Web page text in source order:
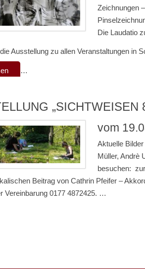
Zeichnungen
Die Laudatio
Ausstellung zu allen Veranstaltungen in
…
„SICHTWEISEN
vom
Aktuelle
Müller, Andrè
besuchen:
Beitrag von Cathrin Pfeifer –
Vereinbarung 0177 4872425. …